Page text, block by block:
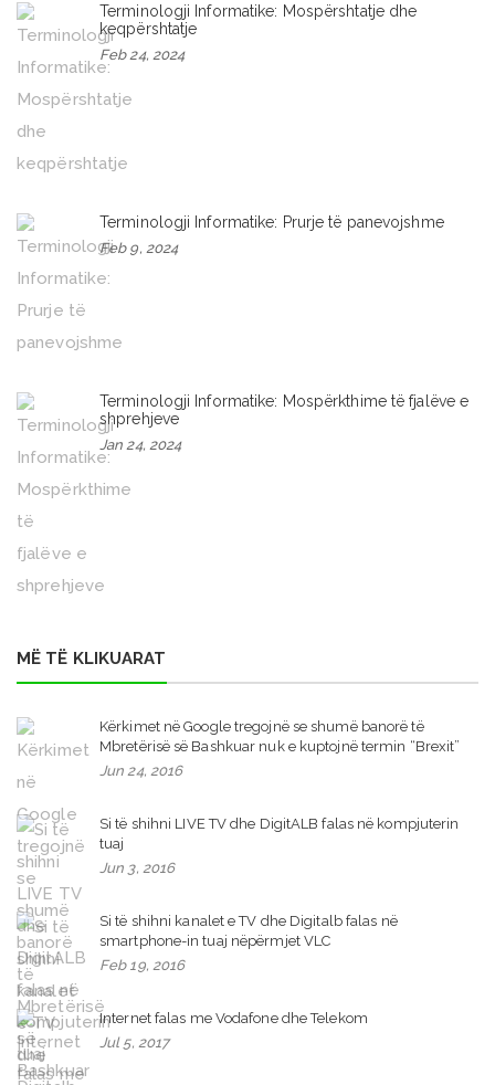
Terminologji Informatike: Mospërshtatje dhe
keqpërshtatje
Feb 24, 2024
Terminologji Informatike: Prurje të panevojshme
Feb 9, 2024
Terminologji Informatike: Mospërkthime të fjalëve e
shprehjeve
Jan 24, 2024
MË TË KLIKUARAT
Kërkimet në Google tregojnë se shumë banorë të
Mbretërisë së Bashkuar nuk e kuptojnë termin “Brexit”
Jun 24, 2016
Si të shihni LIVE TV dhe DigitALB falas në kompjuterin
tuaj
Jun 3, 2016
Si të shihni kanalet e TV dhe Digitalb falas në
smartphone-in tuaj nëpërmjet VLC
Feb 19, 2016
Internet falas me Vodafone dhe Telekom
Jul 5, 2017